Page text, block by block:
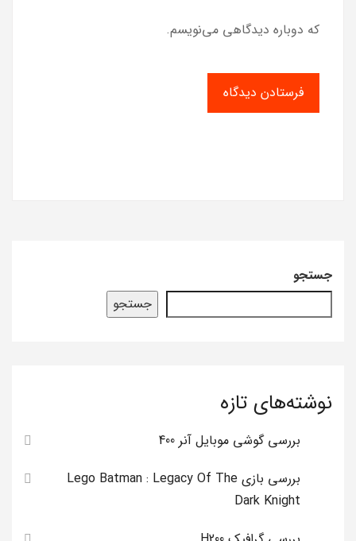
که دوباره دیدگاهی می‌نویسم.
جستجو
جستجو
نوشته‌های تازه
بررسی گوشی موبایل آنر 400
بررسی بازی Lego Batman : Legacy Of The
Dark Knight